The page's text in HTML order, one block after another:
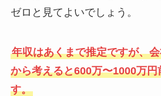
ゼロと見てよいでしょう。
年収はあくまで推定ですが、
から考えると600万〜1000万
す。